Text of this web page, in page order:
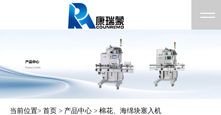
当前位置> 首页 > 产品中心 > 棉花、海绵块塞入机